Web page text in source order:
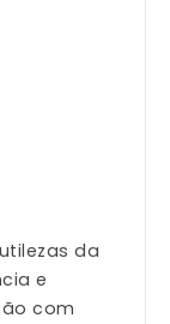
da
e
com